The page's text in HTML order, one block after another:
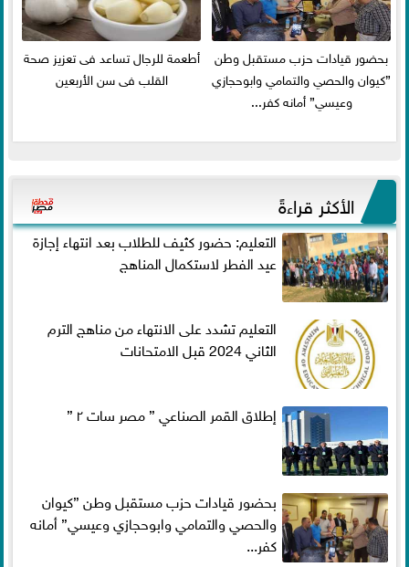
بحضور قيادات حزب مستقبل وطن
”كيوان والحصي والتمامي وابوحجازي
وعيسي” أمانه كفر...
أطعمة للرجال تساعد فى تعزيز صحة
القلب فى سن الأربعين
الأكثر قراءةً
التعليم: حضور كثيف للطلاب بعد انتهاء إجازة
عيد الفطر لاستكمال المناهج
التعليم تشدد على الانتهاء من مناهج الترم
الثاني 2024 قبل الامتحانات
إطلاق القمر الصناعي ” مصر سات ٢ ”
بحضور قيادات حزب مستقبل وطن ”كيوان
والحصي والتمامي وابوحجازي وعيسي” أمانه
كفر...